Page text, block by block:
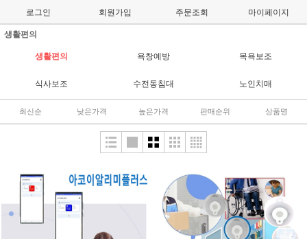
로그인 회원가입 주문조회 마이페이지
생활편의
생활편의 욕창예방 목욕보조
식사보조 수전동침대 노인치매
최신순 낮은가격 높은가격 판매순위 상품명